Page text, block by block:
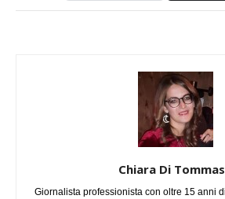
Chiara Di
Giornalista professionista con oltre 15 anni